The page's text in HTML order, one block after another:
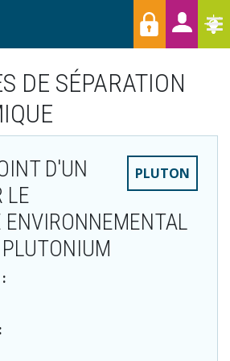
T
Menu
Raccourcis
DE SÉPARATION
PLUTON
D'UN
LE
ENVIRONNEMENTAL